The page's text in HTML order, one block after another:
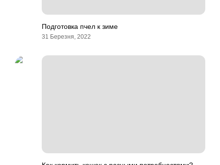
Подготовка пчел к зиме
31 Березня, 2022